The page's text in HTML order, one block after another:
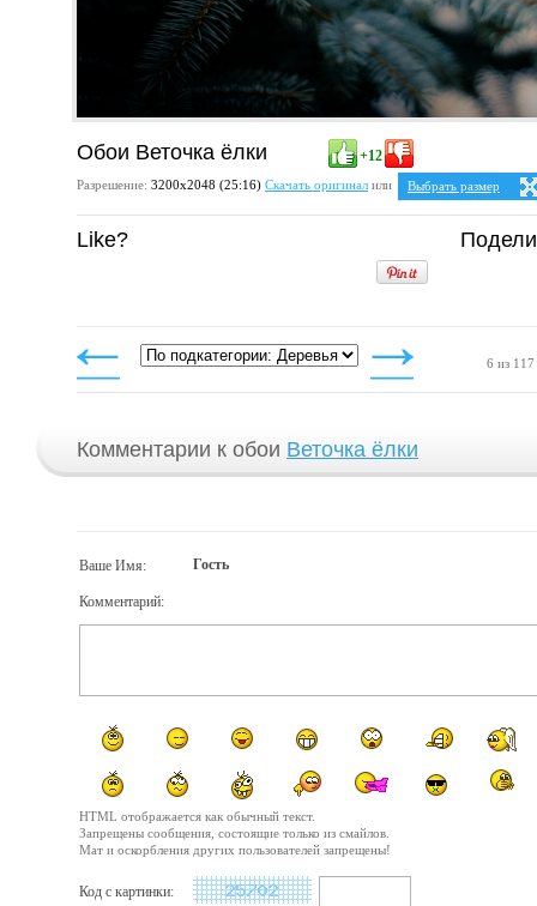
Обои Веточка ёлки +12
Разрешение: 3200х2048 (25:16) Скачать оригиналили
Выбрать размер
Ваше разрешение:Не
1280x1024
1152x864
1280x960
Like?
6 из 117
Комментарии к обои Веточка ёлки
Ваше Имя: Гость
Комментарий:
HTML отображается как обычный текст.
Запрещены сообщения, состоящие только из смайлов.
Мат и оскорбления других пользователей запрещены!
Код с картинки: